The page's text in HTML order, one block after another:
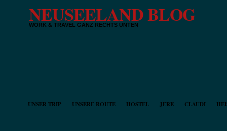
NEUSEELAND BLOG
WORK & TRAVEL GANZ RECHTS UNTEN
UNSER TRIP UNSERE ROUTE HOSTEL JERE CLAUDI